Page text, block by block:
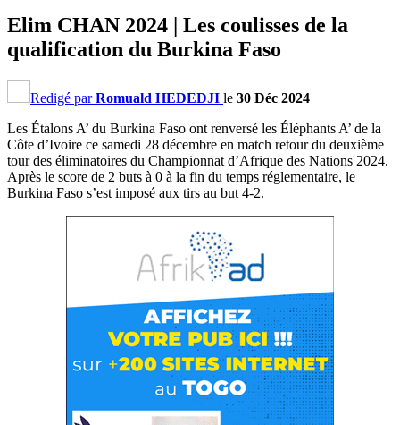
Elim CHAN 2024 | Les coulisses de la
qualification du Burkina Faso
Redigé parRomuald HEDEDJI le 30 Déc 2024
Les Étalons A’ du Burkina Faso ont renversé les Éléphants A’ de la
Côte d’Ivoire ce samedi 28 décembre en match retour du deuxième
tour des éliminatoires du Championnat d’Afrique des Nations 2024.
Après le score de 2 buts à 0 à la fin du temps réglementaire, le
Burkina Faso s’est imposé aux tirs au but 4-2.